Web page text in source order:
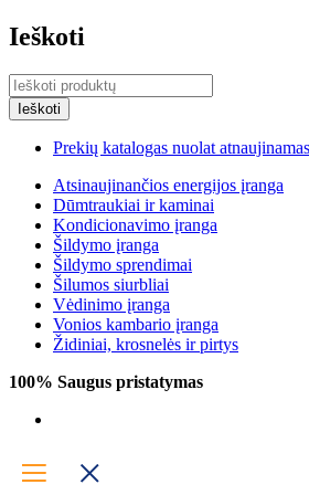
Ieškoti
Prekių katalogas nuolat
Atsinaujinančios energijos įranga
Dūmtraukiai ir kaminai
Kondicionavimo įranga
Šildymo įranga
Šildymo sprendimai
Šilumos siurbliai
Vėdinimo įranga
Vonios kambario įranga
Židiniai, krosnelės ir pirtys
100% Saugus pristatymas